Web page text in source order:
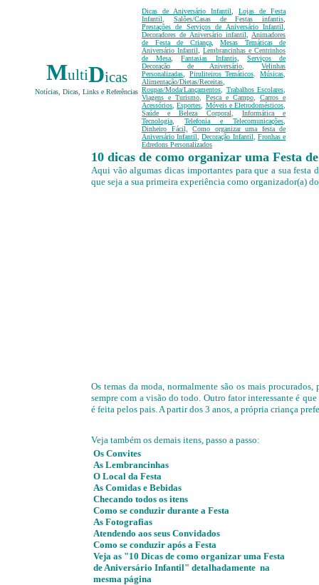
MultiDicas
Notícias, Dicas, Links e Referências
Dicas de Aniversário Infantil
Lojas de Festa
Infantil
Salões/Casas de Festas infantis
Prestações de Serviços de Aniversário Infantil
Decoradores de Aniversário infantil
Animadores
de Festa de Criança, Mesas Temáticasde
Aniversário Infantil
Lembrancinhas e Centrinhos
de Mesa ,Fantasias Infantis, Serviços de
Decoração de Aniversário ,Velinhas
Personalizadas
Piruliteiros Temáticos Músicas
Alimentação/Dietas/Receitas
Roupas/Moda/Lançamentos
Trabalhos Escolares
Viagens e Turismo
Pesca e Campo
Carros e
Acessórios ,Esportes Móveis e Eletrodomésticos
Saúde e Beleza Corporal
Informática e
Tecnologia
Telefonia e Telecomunicações
Dinheiro Fácil,
Como organizar uma festa de
Aniversário Infantil
,Decoração Infantil
Fronhas e
Edredons Personalizados
10 dicas de como organizar uma Festa
Aqui vão algumas dicas importantes para que a sua festa
que seja a sua primeira experiência como organizador(a)
Os temas da moda, normalmente são os mais
sempre com a visão do todo. Outro fator interessante é
é feita pelos pais. A partir dos 3 anos, a própria criança
Veja também os demais itens, passo a passo:
Os Convites
As Lembrancinhas
O Local da Festa
As Comidas e Bebidas
Checando todos os itens
Como se conduzir durante a Festa
As Fotografias
Atendendo aos seus Convidados
Como se conduzir após a Festa
Veja as "10 Dicas de como organizar uma Festa
de Aniversário Infantil" detalhadamente na
mesma página